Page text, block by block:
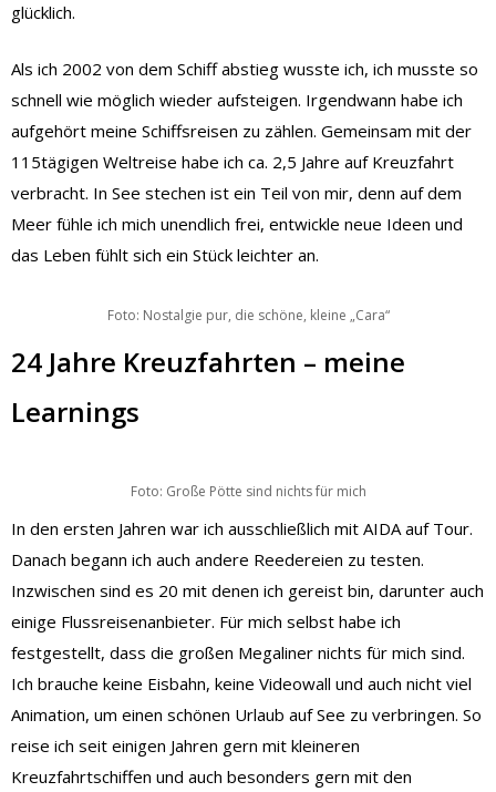
glücklich.
Als ich 2002 von dem Schiff abstieg wusste ich, ich musste so
schnell wie möglich wieder aufsteigen. Irgendwann habe ich
aufgehört meine Schiffsreisen zu zählen. Gemeinsam mit der
115tägigen Weltreise habe ich ca. 2,5 Jahre auf Kreuzfahrt
verbracht. In See stechen ist ein Teil von mir, denn auf dem
Meer fühle ich mich unendlich frei, entwickle neue Ideen und
das Leben fühlt sich ein Stück leichter an.
Foto: Nostalgie pur, die schöne, kleine „Cara“
24 Jahre Kreuzfahrten – meine
Learnings
Foto: Große Pötte sind nichts für mich
In den ersten Jahren war ich ausschließlich mit AIDA auf Tour.
Danach begann ich auch andere Reedereien zu testen.
Inzwischen sind es 20 mit denen ich gereist bin, darunter auch
einige Flussreisenanbieter. Für mich selbst habe ich
festgestellt, dass die großen Megaliner nichts für mich sind.
Ich brauche keine Eisbahn, keine Videowall und auch nicht viel
Animation, um einen schönen Urlaub auf See zu verbringen. So
reise ich seit einigen Jahren gern mit kleineren
Kreuzfahrtschiffen und auch besonders gern mit den